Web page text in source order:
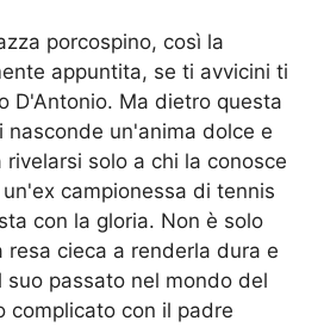
porcospino, così la
appuntita, se ti avvicini ti
D'Antonio. Ma dietro questa
nasconde un'anima dolce e
solo a chi la conosce
campionessa di tennis
con la gloria. Non è solo
resa cieca a renderla dura e
suo passato nel mondo del
complicato con il padre